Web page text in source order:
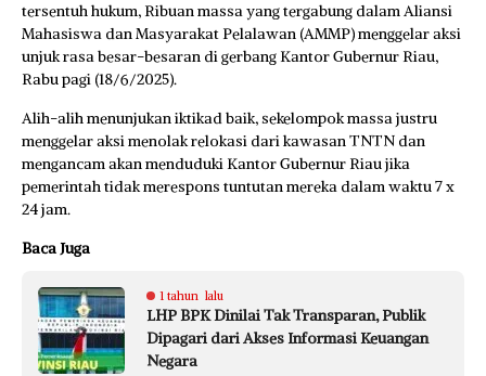
tersentuh hukum, Ribuan massa yang tergabung dalam Aliansi
Mahasiswa dan Masyarakat Pelalawan (AMMP) menggelar aksi
unjuk rasa besar-besaran di gerbang Kantor Gubernur Riau,
Rabu pagi (18/6/2025).
Alih-alih menunjukan iktikad baik, sekelompok massa justru
menggelar aksi menolak relokasi dari kawasan TNTN dan
mengancam akan menduduki Kantor Gubernur Riau jika
pemerintah tidak merespons tuntutan mereka dalam waktu 7 x
24 jam.
Baca Juga
1 tahun lalu
LHP BPK Dinilai Tak Transparan, Publik
Dipagari dari Akses Informasi Keuangan
Negara